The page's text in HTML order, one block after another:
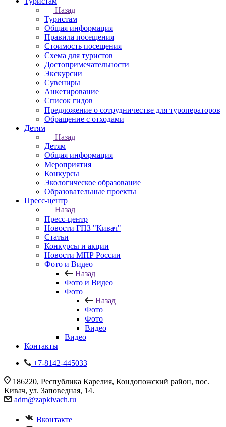
Назад
Туристам
Общая информация
Правила посещения
Стоимость посещения
Схема для туристов
Достопримечательности
Экскурсии
Сувениры
Анкетирование
Список гидов
Предложение о сотрудничестве для туроператоров
Обращение с отходами
Детям
Назад
Детям
Общая информация
Мероприятия
Конкурсы
Экологическое образование
Образовательные проекты
Пресс-центр
Назад
Пресс-центр
Новости ГПЗ "Кивач"
Статьи
Конкурсы и акции
Новости МПР России
Фото и Видео
Назад
Фото и Видео
Фото
Назад
Фото
Фото
Видео
Видео
Контакты
+7-8142-445033
186220, Республика Карелия, Кондопожский район, пос.
Кивач, ул. Заповедная, 14.
adm@zapkivach.ru
Вконтакте